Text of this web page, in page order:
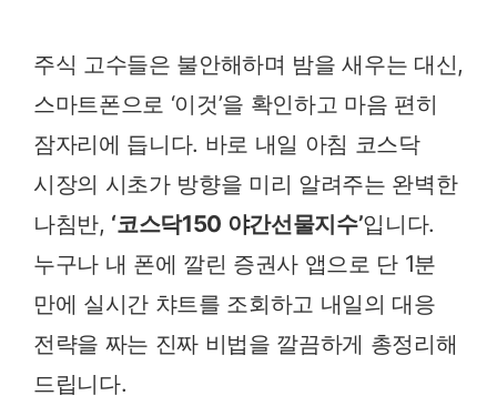
주식 고수들은 불안해하며 밤을 새우는 대신,
스마트폰으로 ‘이것’을 확인하고 마음 편히
잠자리에 듭니다. 바로 내일 아침 코스닥
시장의 시초가 방향을 미리 알려주는 완벽한
나침반, ‘코스닥150 야간선물지수’입니다.
누구나 내 폰에 깔린 증권사 앱으로 단 1분
만에 실시간 챠트를 조회하고 내일의 대응
전략을 짜는 진짜 비법을 깔끔하게 총정리해
드립니다.